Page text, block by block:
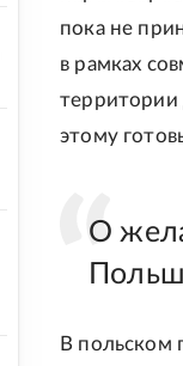
пока не
в рамках
территории
этому
О
В польском